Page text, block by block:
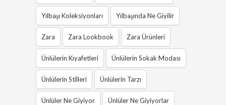
Yılbaşı Koleksiyonları Yılbaşında Ne Giyilir
Zara Zara Lookbook Zara Ürünleri
Ünlülerin Kıyafetleri Ünlülerin Sokak Modası
Ünlülerin Stilleri Ünlülerin Tarzı
Ünlüler Ne Giyiyor Ünlüler Ne Giyiyorlar